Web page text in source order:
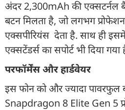
अंदर 2,300mAh की एक्सटर्नल
बटन मिलता है, जो लगभग
एक्सपीरियंस देता है. साथ ही
एक्सटेंडर्स का सपोर्ट भी दिया गया
परफॉर्मेंस और हार्डवेयर
इस फोन को और ज्यादा पावरफुल
Snapdragon 8 Elite Gen 5